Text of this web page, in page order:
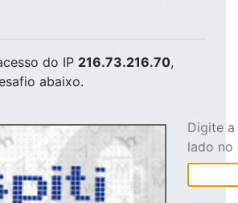
do IP 216.73.216.70,
abaixo.
Digite
lado no